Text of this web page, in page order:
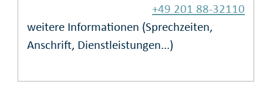
+49 201 88-32110
weitere Informationen (Sprechzeiten,
Anschrift, Dienstleistungen...)